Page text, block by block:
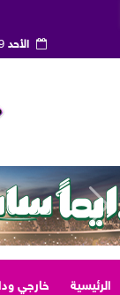
الأحد9 أغسطس 2026
الرئيسية خارجي